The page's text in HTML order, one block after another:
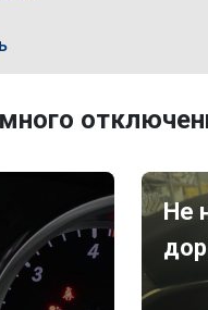
Не